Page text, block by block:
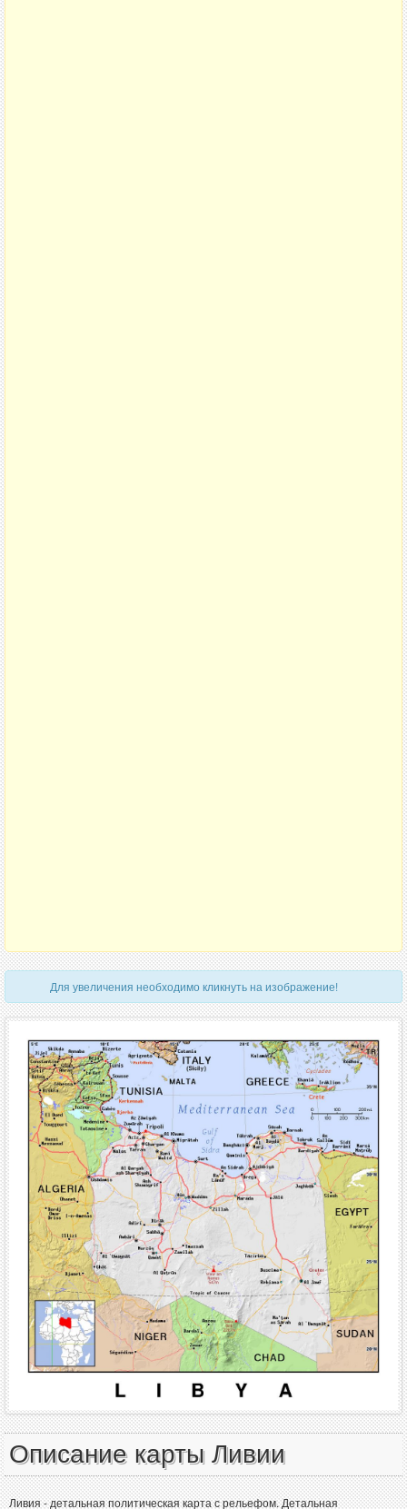
Для увеличения необходимо кликнуть на изображение!
Описание карты Ливии
Ливия - детальная политическая карта с рельефом. Детальная